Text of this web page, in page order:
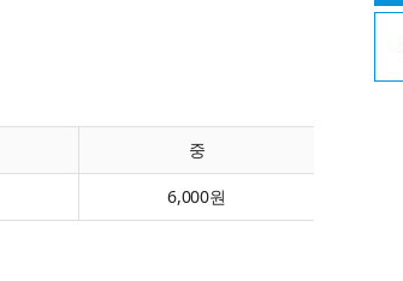
중
6,000원